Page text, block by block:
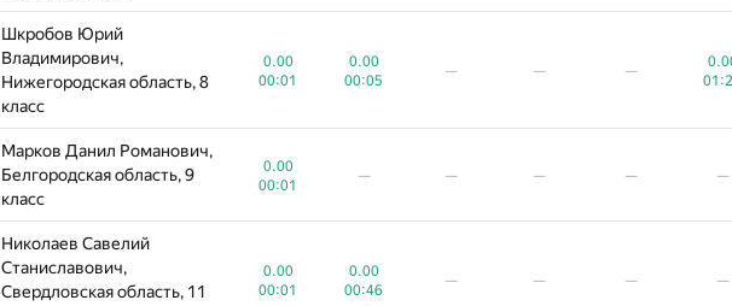
Шкробов Юрий
Владимирович,
Нижегородская область, 8
класс
0.00
00:01
0.00
00:05
— — —
Марков Данил Романович,
Белгородская область, 9
класс
0.00
00:01
— — — — —
Николаев Савелий
Станиславович,
Свердловская область, 11
0.00
00:01
0.00
00:46
— — — —